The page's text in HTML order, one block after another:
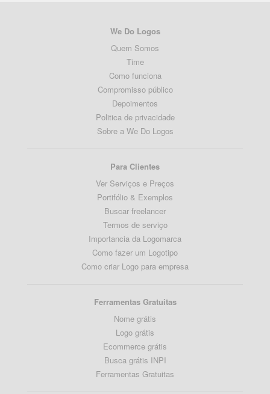
We Do Logos
Quem Somos
Time
Como funciona
Compromisso público
Depoimentos
Politica de privacidade
Sobre a We Do Logos
Para Clientes
Ver Serviços e Preços
Portifólio & Exemplos
Buscar freelancer
Termos de serviço
Importancia da Logomarca
Como fazer um Logotipo
Como criar Logo para empresa
Ferramentas Gratuitas
Nome grátis
Logo grátis
Ecommerce grátis
Busca grátis INPI
Ferramentas Gratuitas